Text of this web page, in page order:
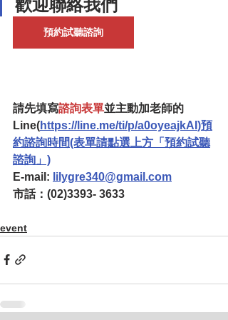
歡迎聯絡我們
預約試聽諮詢
請先填寫諮詢表單並主動加老師的
Line(https://line.me/ti/p/a0oyeajkAI )預
約諮詢時間(表單請點選上方「預約試聽
諮詢」)
E-mail: lilygre340@gmail.com
市話：(02)3393- 3633
event